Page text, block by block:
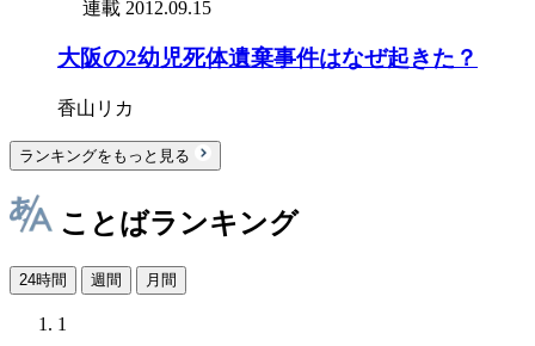
連載 2012.09.15
大阪の2幼児死体遺棄事件はなぜ起きた？
香山リカ
ランキングをもっと見る
ことばランキング
24時間 週間 月間
1